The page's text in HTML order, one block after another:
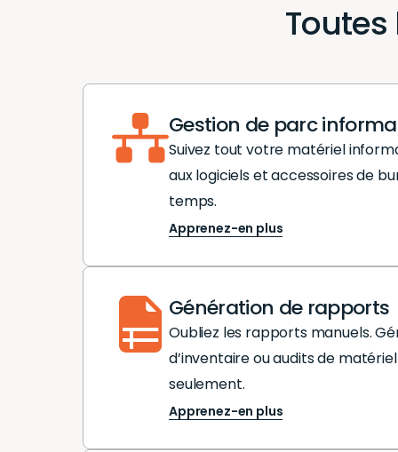
Gestion de parc
Suivez tout votre matériel
aux logiciels et accessoires de
temps.
Apprenez-en plus
Génération de rapports
Oubliez les rapports manuels.
d’inventaire ou audits de
seulement.
Apprenez-en plus